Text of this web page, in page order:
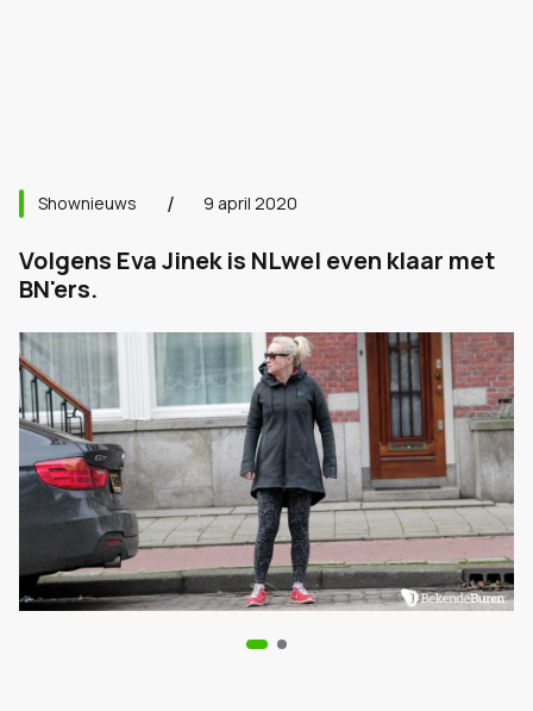
Shownieuws 9 april 2020
Volgens Eva Jinek is NLwel even klaar met
BN'ers.